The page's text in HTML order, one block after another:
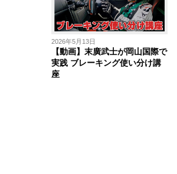
2026年5月13日
【動画】末廣武士が岡山国際で
実践 ブレーキング使い分け講
座